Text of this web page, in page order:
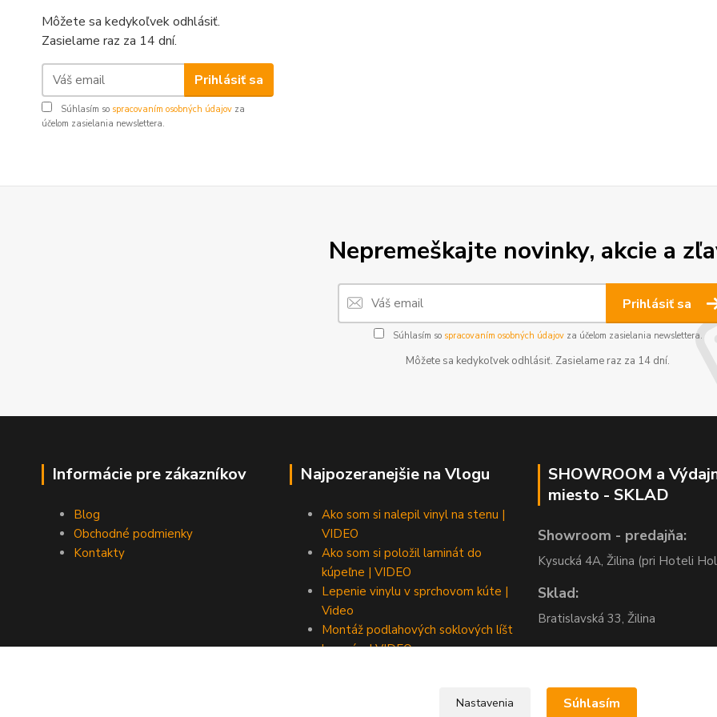
Môžete sa kedykoľvek odhlásiť.
Zasielame raz za 14 dní.
Prihlásiť sa
Súhlasím so spracovaním osobných údajov za
účelom zasielania newslettera.
Nepremeškajte novinky, akcie a
Prihlásiť sa
Súhlasím so spracovaním osobných údajovza účelom zasielania newslettera.
Môžete sa kedykoľvek odhlásiť. Zasielame raz za 14 dní.
Informácie pre zákazníkov
Blog
Obchodné podmienky
Kontakty
Najpozeranejšie na Vlogu
Ako som si nalepil vinyl na stenu |
VIDEO
Ako som si položil laminát do
kúpeľne | VIDEO
Lepenie vinylu v sprchovom kúte |
Video
Montáž podlahových soklových líšt
lepením | VIDEO
SHOWROOM a
miesto - SKLAD
Showroom - predajňa:
Kysucká 4A, Žilina (pri Hoteli
Sklad:
Bratislavská 33, Žilina
Nastavenia Súhlasím